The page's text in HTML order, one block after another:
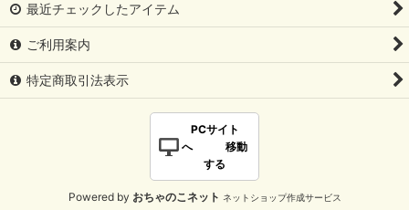
最近チェックしたアイテム
ご利用案内
特定商取引法表示
PCサイト
へ 移動
する
Powered by おちゃのこネット ネットショップ作成サービス